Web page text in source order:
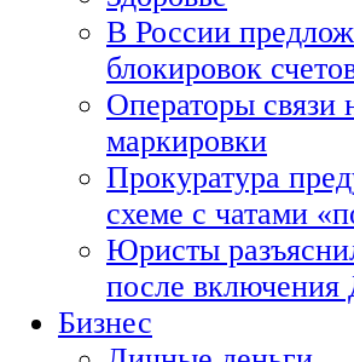
В России
блокировок
Операторы связи
маркировки
Прокуратура
схеме с чатами
Юристы
после включения
Бизнес